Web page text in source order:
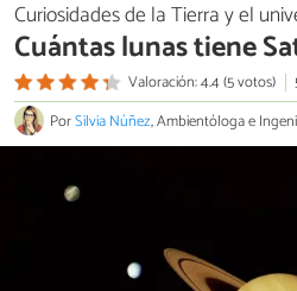
Curiosidades de la Tierra y el
Cuántas lunas tiene
Valoración: 4.4 (5 votos)
PorSilvia Núñez, Ambientóloga e